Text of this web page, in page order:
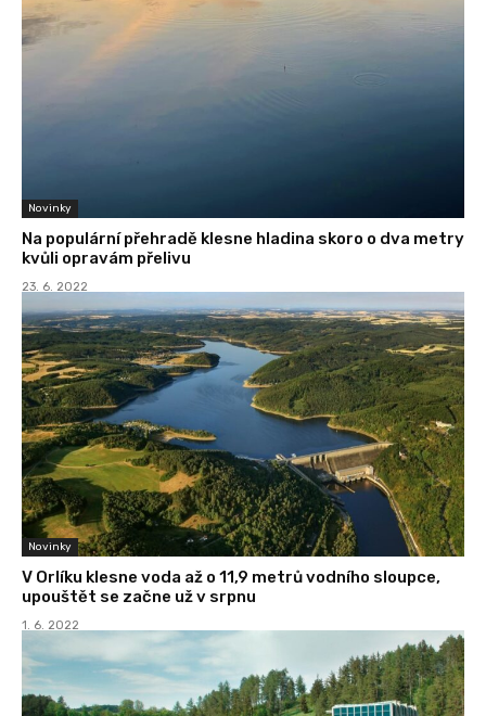
Novinky
Na populární přehradě klesne hladina skoro o dva metry
kvůli opravám přelivu
23. 6. 2022
Novinky
V Orlíku klesne voda až o 11,9 metrů vodního sloupce,
upouštět se začne už v srpnu
1. 6. 2022